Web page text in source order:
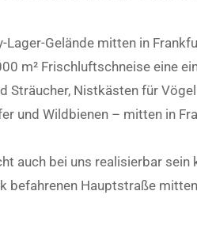
Gelände mitten in
m² Frischluftschneise eine
Sträucher, Nistkästen für
und Wildbienen – mitten in
auch bei uns realisierbar sein
befahrenen Hauptstraße